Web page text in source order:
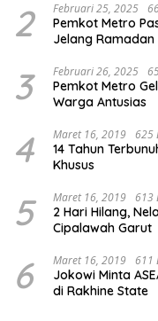
2 Februari 25, 2025
Pemkot Metro
Jelang Ramadan
3 Februari 26, 2025
Pemkot Metro
Warga Antusias
4 Maret 16, 2019 625
14 Tahun
Khusus
5 Maret 16, 2019 613
2 Hari Hilang,
Cipalawah Garut
6 Maret 16, 2019 611
Jokowi Minta
di Rakhine State